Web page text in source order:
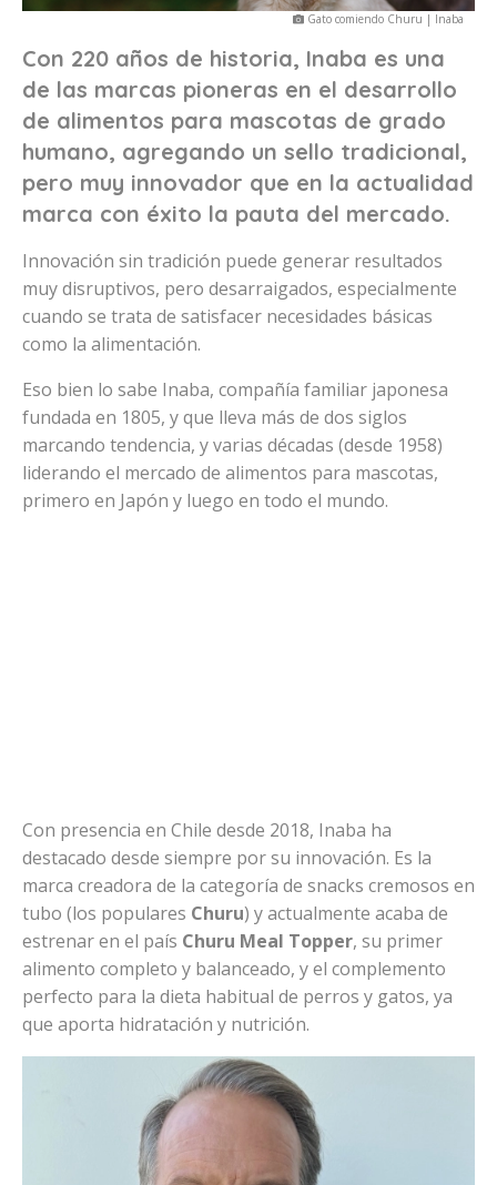
Gato comiendo Churu | Inaba
Con 220 años de historia, Inaba es una
de las marcas pioneras en el desarrollo
de alimentos para mascotas de grado
humano, agregando un sello tradicional,
pero muy innovador que en la actualidad
marca con éxito la pauta del mercado.
Innovación sin tradición puede generar resultados
muy disruptivos, pero desarraigados, especialmente
cuando se trata de satisfacer necesidades básicas
como la alimentación.
Eso bien lo sabe Inaba, compañía familiar japonesa
fundada en 1805, y que lleva más de dos siglos
marcando tendencia, y varias décadas (desde 1958)
liderando el mercado de alimentos para mascotas,
primero en Japón y luego en todo el mundo.
Con presencia en Chile desde 2018, Inaba ha
destacado desde siempre por su innovación. Es la
marca creadora de la categoría de snacks cremosos en
tubo (los populares Churu) y actualmente acaba de
estrenar en el país Churu Meal Topper, su primer
alimento completo y balanceado, y el complemento
perfecto para la dieta habitual de perros y gatos, ya
que aporta hidratación y nutrición.